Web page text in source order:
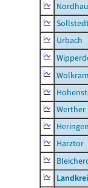
Urbach
Werther
Harztor